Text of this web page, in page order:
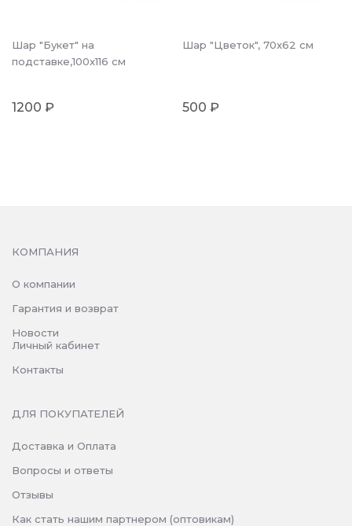
Шар "Букет" на
подставке,100x116 см
1200 ₽
Шар "Цветок", 70x62 см
500 ₽
КОМПАНИЯ
О компании
Гарантия и возврат
Новости
Личный кабинет
Контакты
ДЛЯ ПОКУПАТЕЛЕЙ
Доставка и Оплата
Вопросы и ответы
Отзывы
Как стать нашим партнером (оптовикам)